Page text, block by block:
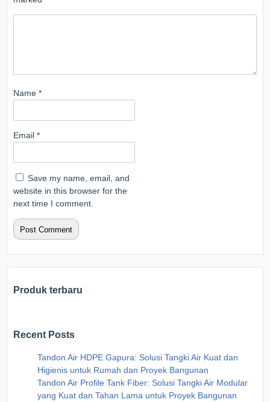
Name*
Email*
Save my name, email, and
website in this browser for the
next time I comment.
Produk terbaru
Recent Posts
Tandon Air HDPE Gapura: Solusi Tangki Air Kuat dan
Higienis untuk Rumah dan Proyek Bangunan
Tandon Air Profile Tank Fiber: Solusi Tangki Air Modular
yang Kuat dan Tahan Lama untuk Proyek Bangunan